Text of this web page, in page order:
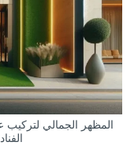
المظهر الجمالي